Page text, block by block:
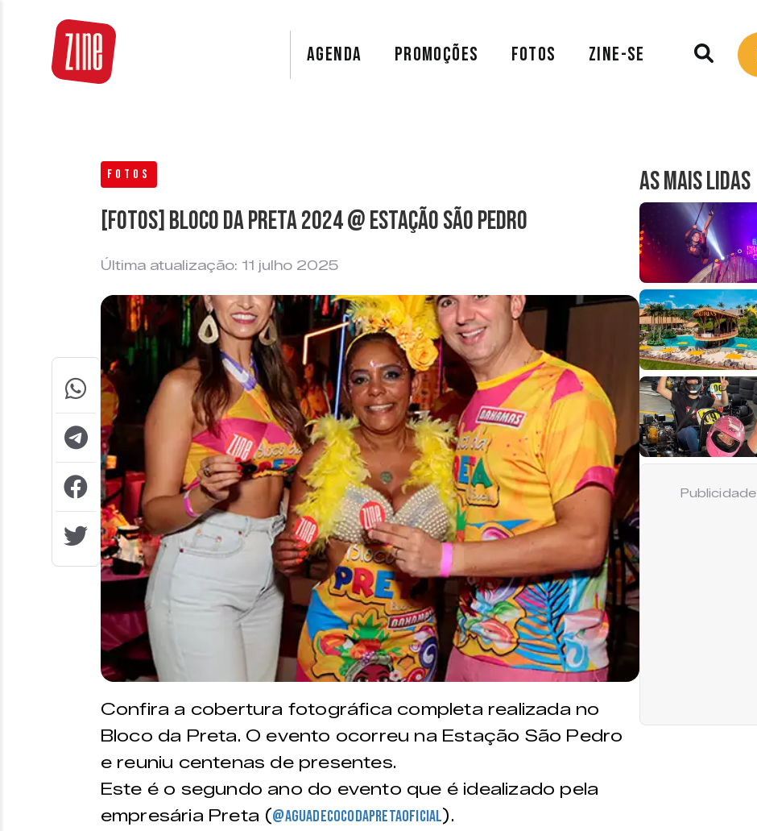
AGENDA PROMOÇÕES FOTOS ZINE-SE
FOTOS
[FOTOS] Bloco da Preta 2024 @ Estação São Pedro
Última atualização: 11 julho 2025
Confira a cobertura fotográfica completa realizada no
Bloco da Preta. O evento ocorreu na Estação São Pedro
e reuniu centenas de presentes.
Este é o segundo ano do evento que é idealizado pela
empresária Preta (@aguadecocodapretaoficial).
AS MAIS LIDAS
Publicidade